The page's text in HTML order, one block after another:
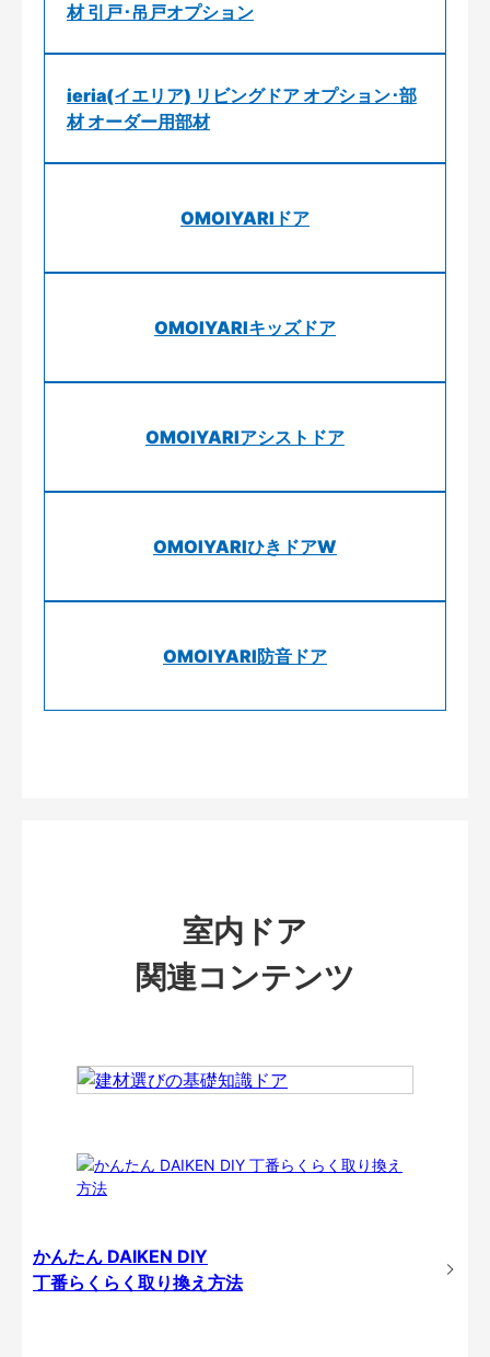
材 引戸･吊戸オプション
ieria(イエリア) リビングドア オプション･部
材 オーダー用部材
OMOIYARIドア
OMOIYARIキッズドア
OMOIYARIアシストドア
OMOIYARIひきドアW
OMOIYARI防音ドア
室内ドア
関連コンテンツ
かんたん DAIKEN DIY
丁番らくらく取り換え方法